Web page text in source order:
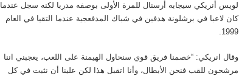
لويس أنريكي سيجابه أرسنال للمرة الأولى بوصفه مدربا لكنه سجل عندما
كان لاعبا في برشلونة هدفين في شباك المدفعجية عندما التقيا في العام
1999.
وقال انريكي: “خصمنا فريق قوي سنحاول الهيمنة على اللعب، يعجبني اننا
مرشحون للقب فنحن الأبطال، وأنا اتقبل هذا لكن علينا أن نثبت في كل